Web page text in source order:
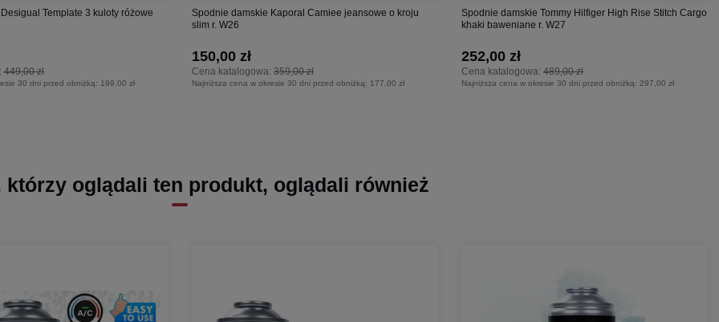
Template 3 kuloty różowe
449,00 zł
30 dni przed obniżką: 199,00 zł
Spodnie damskie Kaporal Camiee jeansowe o kroju
slim r. W26
Cena katalogowa: 359,00 zł
150,00 zł
Najniższa cena w okresie 30 dni przed obniżką: 177,00 zł
Spodnie damskie Tommy Hilfiger High Rise Stitch Cargo
khaki baweniane r. W27
Cena katalogowa: 489,00 zł
252,00 zł
Najniższa cena w okresie 30 dni przed obniżką: 297,00 zł
którzy oglądali ten produkt, oglądali również